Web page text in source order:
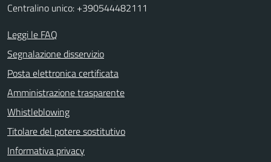
Centralino unico: +390544482111
Leggi le FAQ
Segnalazione disservizio
Posta elettronica certificata
Amministrazione trasparente
Whistleblowing
Titolare del potere sostitutivo
Informativa privacy